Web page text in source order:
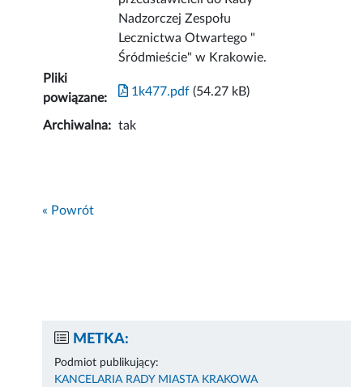
Nadzorczej Zespołu
Lecznictwa Otwartego "
Śródmieście" w Krakowie.
Pliki
powiązane:
1k477.pdf (54.27 kB)
Archiwalna: tak
« Powrót
METKA:
Podmiot publikujący:
KANCELARIA RADY MIASTA KRAKOWA